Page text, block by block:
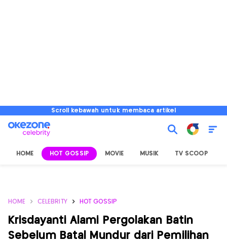
Scroll kebawah untuk membaca artikel
HOME HOT GOSSIP MOVIE MUSIK TV SCOOP
HOME CELEBRITY HOT GOSSIP
Krisdayanti Alami Pergolakan Batin
Sebelum Batal Mundur dari Pemilihan